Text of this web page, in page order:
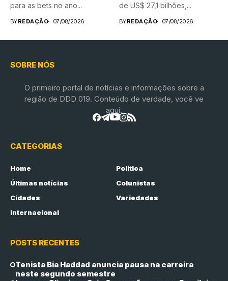
para as bets no ano...
BYREDAÇÃO 07/08/2026
de US$ 27,1 bilhões,...
BYREDAÇÃO 07/08/2026
SOBRE NÓS
O primeiro portal de notícias e informações sobre a
região de DDD 019. Conteúdo de verdade, você ve
aqui.
CATEGORIAS
Home
Política
Últimas notícias
Colunistas
Cidades
Variedades
Internacional
POSTS RECENTES
Tenista Bia Haddad anuncia pausa na carreira
neste segundo semestre